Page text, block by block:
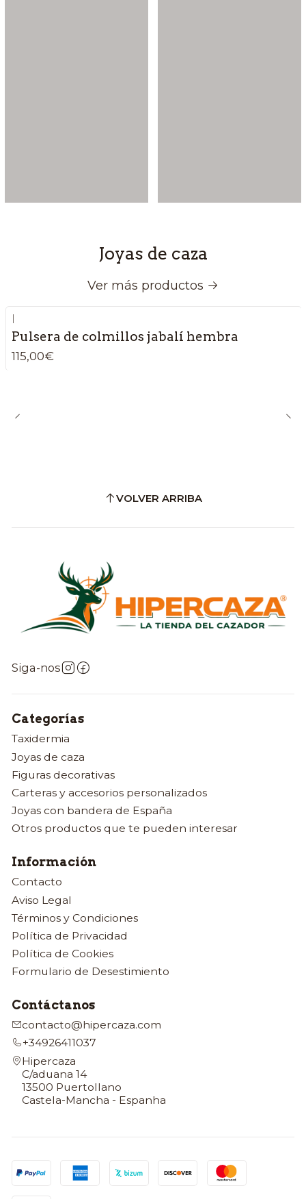
Joyas de caza
Ver más productos
|
Pulsera de colmillos jabalí hembra
115,00€
VOLVER ARRIBA
Siga-nos
Categorías
Taxidermia
Joyas de caza
Figuras decorativas
Carteras y accesorios personalizados
Joyas con bandera de España
Otros productos que te pueden interesar
Información
Contacto
Aviso Legal
Términos y Condiciones
Política de Privacidad
Política de Cookies
Formulario de Desestimiento
Contáctanos
contacto@hipercaza.com
+34926411037
Hipercaza
C/aduana 14
13500 Puertollano
Castela-Mancha - Espanha